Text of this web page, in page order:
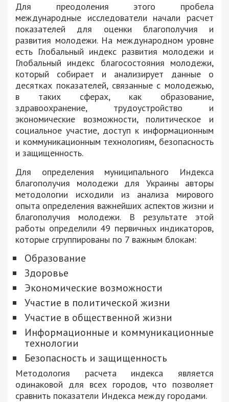
Для преодоления этого пробела
международные исследователи начали расчет
показателей для оценки благополучия и
развития молодежи. На международном уровне
есть Глобальный индекс развития молодежи и
Глобальный индекс благосостояния молодежи,
который собирает и анализирует данные о
десятках показателей, связанные с молодежью,
в таких сферах, как образование,
здравоохранение, трудоустройство и
экономические возможности, политическое и
социальное участие, доступ к информационным
и коммуникационным технологиям, безопасность
и защищенность.
Для определения муниципального Индекса
благополучия молодежи для Украины авторы
методологии исходили из анализа мирового
опыта определения важнейших аспектов жизни и
благополучия молодежи. В результате этой
работы определили 49 первичных индикаторов,
которые сгруппированы по 7 важным блокам:
Образование
Здоровье
Экономические возможности
Участие в политической жизни
Участие в общественной жизни
Информационные и коммуникационные
технологии
Безопасность и защищенность
Методология расчета индекса является
одинаковой для всех городов, что позволяет
сравнить показатели Индекса между городами.